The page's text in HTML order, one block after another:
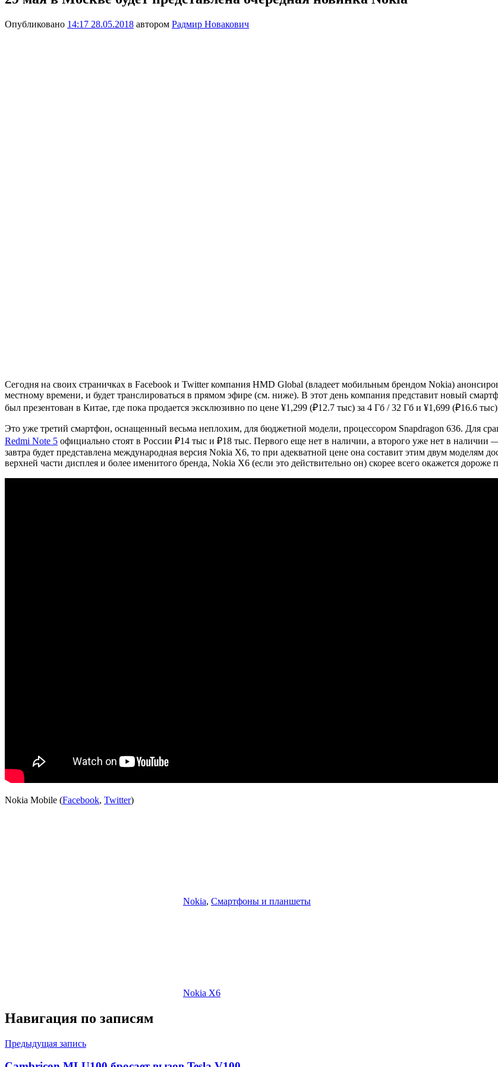
Опубликовано 14:17 28.05.2018 автором Радмир Новакович
Сегодня на своих страничках в Facebook и Twitter компания HMD Global (владеет мобильным брендом Nokia)
местному времени, и будет транслироваться в прямом эфире (см. ниже). В этот день компания представит новый
был презентован в Китае, где пока продается эксклюзивно по цене ¥1,299 (₽12.7 тыс) за 4 Гб / 32 Гб и ¥1,699 (₽16.6
Это уже третий смартфон, оснащенный весьма неплохим, для бюджетной модели, процессором Snapdragon 636. Для
Redmi Note 5 официально стоят в России ₽14 тыс и ₽18 тыс. Первого еще нет в наличии, а второго уже нет в
завтра будет представлена международная версия Nokia X6, то при адекватной цене она составит этим двум моделям
верхней части дисплея и более именитого бренда, Nokia X6 (если это действительно он) скорее всего окажется
Nokia Mobile (Facebook, Twitter)
Nokia, Смартфоны и планшеты
Nokia X6
Навигация по записям
Предыдущая запись